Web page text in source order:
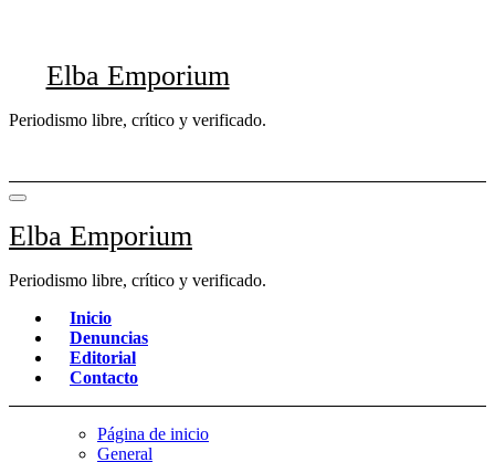
Elba Emporium
Periodismo libre, crítico y verificado.
Elba Emporium
Periodismo libre, crítico y verificado.
Inicio
Denuncias
Editorial
Contacto
Página de inicio
General